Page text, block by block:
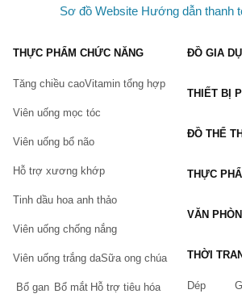
Sơ đồ Website Hướng dẫn thanh
THỰC PHẨM CHỨC NĂNG
Tăng chiều caoVitamin tổng hợp
Viên uống mọc tóc
Viên uống bổ não
Hỗ trợ xương khớp
Tinh dầu hoa anh thảo
Viên uống chống nắng
Viên uống trắng daSữa ong chúa
Bổ gan Bổ mắt Hỗ trợ tiêu hóa
ĐỒ GIA
THIẾT BỊ
ĐỒ THỂ
THỰC
VĂN
THỜI
Dép